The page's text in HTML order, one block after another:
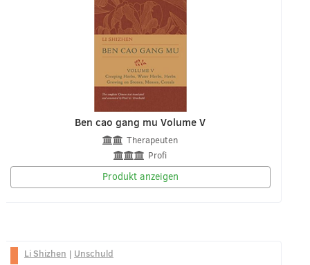
Ben cao gang mu Volume V
Therapeuten
Profi
Produkt anzeigen
Li Shizhen | Unschuld